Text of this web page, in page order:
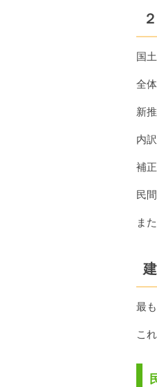
国
全
新
内
補
民
ま
最
こ